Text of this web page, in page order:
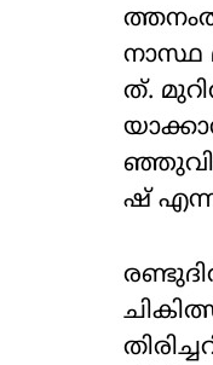
നാ​സ്ഥ
ത്.
ഷ്​